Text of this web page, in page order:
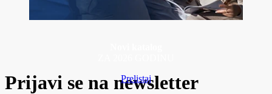
Prelistaj
Prijavi se na newsletter